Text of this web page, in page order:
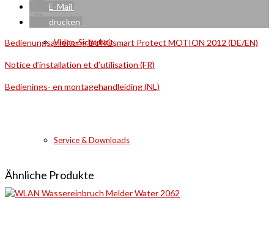
Video-Sicherheit
Service & Downloads
E-Mail
drucken
Bedienungsanleitung BURGsmart Protect MOTION 2012 (DE/EN)
Notice d’installation et d’utilisation (FR)
Bedienings- en montagehandleiding (NL)
Ähnliche Produkte